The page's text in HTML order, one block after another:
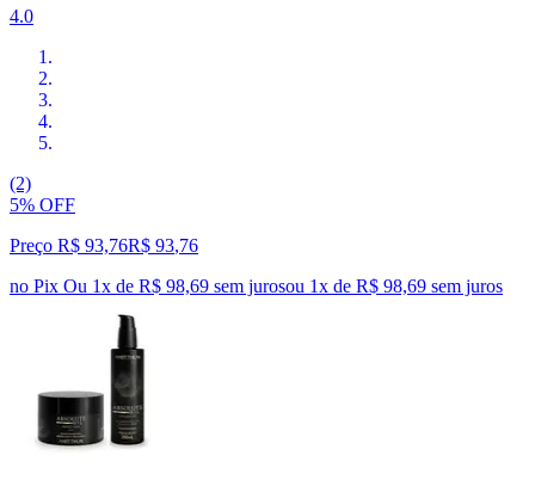
4.0
(2)
5% OFF
Preço R$ 93,76R$ 93,76
no Pix Ou 1x de R$ 98,69 sem jurosou 1x de R$ 98,69 sem juros